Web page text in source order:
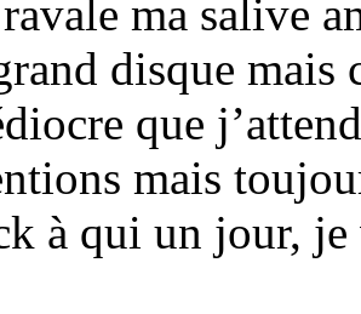
ma salive
disque mais
que
mais
à qui un jour,